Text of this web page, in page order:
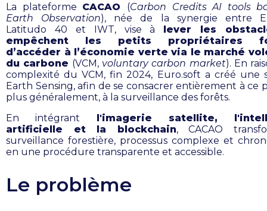
La plateforme CACAO (Carbon Credits AI tools
Earth Observation), née de la synergie entre
Latitudo 40 et IWT, vise à lever les
empêchent les petits propriétaires
d’accéder à l’économie verte via le marché
du carbone (VCM, voluntary carbon market). En
complexité du VCM, fin 2024, Euro.soft a créé une
Earth Sensing, afin de se consacrer entièrement à ce
plus généralement, à la surveillance des forêts.
En intégrant l'imagerie satellite,
artificielle et la blockchain, CACAO
surveillance forestière, processus complexe et
en une procédure transparente et accessible.
Le problème